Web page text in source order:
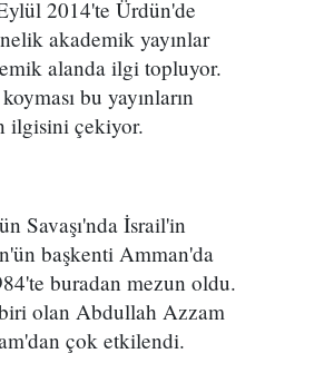
2014'te Ürdün'de
akademik yayınlar
alanda ilgi topluyor.
bu yayınların
ilgisini çekiyor.
Savaşı'nda İsrail'in
başkenti Amman'da
buradan mezun oldu.
biri olan Abdullah Azzam
çok etkilendi.